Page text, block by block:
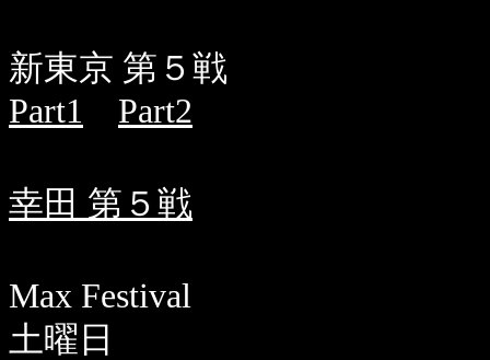
新東京 第５戦
Part1
Part2
幸田 第５戦
Max Festival
土曜日